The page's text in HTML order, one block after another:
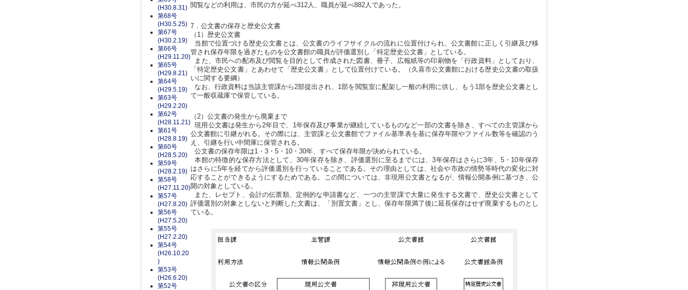
閲覧などの利用は、市民の方が延べ312人、職員が延べ882人であった。
7．公文書の保存と歴史公文書
（1）歴史公文書
当館で位置づける歴史公文書とは、公文書のライフサイクルの流れに位置付けられ、公文書館に正しく引継及び移
管され保存年限を過ぎたものを公文書館の職員が評価選別し「特定歴史公文書」としている。
また、市民への配布及び閲覧を目的として作成された図書、冊子、広報紙等の印刷物を「行政資料」としており、
「特定歴史公文書」とあわせて「歴史公文書」として位置付けている。（久喜市公文書館における歴史公文書の取扱
いに関する要綱）
なお、行政資料は当該主管課から2部提出され、1部を閲覧室に配架し一般の利用に供し、もう1部を歴史公文書とし
て一般収蔵庫で保管している。
（2）公文書の発生から廃棄まで
現用公文書は発生から2年目で、1年保存及び事業が継続しているものなど一部の文書を除き、すべての主管課から
公文書館に引継がれる。その際には、主管課と公文書館でファイル基準表を基に保存年限やファイル数等を確認のう
え、引継を行い中間庫に保管される。
公文書の保存年限は1・3・5・10・30年、すべて保存年限が決められている。
本館の特徴的な保存方法として、30年保存を除き、評価選別に至るまでには、3年保存はさらに3年、5・10年保存
はさらに5年を経てから評価選別を行っていることである。その理由としては、社会や市政の情勢等時代の変化に対
応することができるようにするためである。この間については、非現用公文書となるが、情報公開条例に基づき、公
開の対象としている。
また、レセプト、会計の伝票類、定例的な申請書など、一つの主管課で大量に発生する文書で、歴史公文書として
評価選別の対象としないと判断した文書は、「別置文書」とし、保存年限満了後に延長保存はせず廃棄するものとし
ている。
(H30.8.31)
第68号
(H30.5.25)
第67号
(H30.2.19)
第66号
(H29.11.20)
第65号
(H29.8.21)
第64号
(H29.5.19)
第63号
(H29.2.20)
第62号
(H28.11.21)
第61号
(H28.8.19)
第60号
(H28.5.20)
第59号
(H28.2.19)
第58号
(H27.11.20)
第57号
(H27.8.20)
第56号
(H27.5.20)
第55号
(H27.2.20)
第54号
(H26.10.20
)
第53号
(H26.6.20)
第52号